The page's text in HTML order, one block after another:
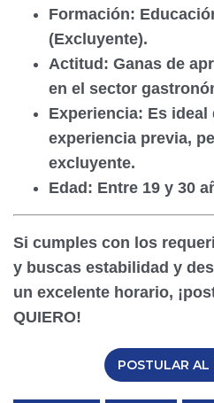
Formación:
(Excluyente).
Actitud: Ganas de
en el sector
Experiencia: Es ideal
experiencia previa,
excluyente.
Edad: Entre 19 y 30
Si cumples con los
y buscas estabilidad y
un excelente horario,
QUIERO!
POSTULAR